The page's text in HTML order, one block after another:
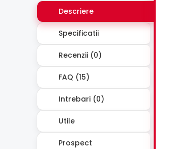
Descriere
Specificatii
Recenzii (0)
FAQ (15)
Intrebari (0)
Utile
Prospect